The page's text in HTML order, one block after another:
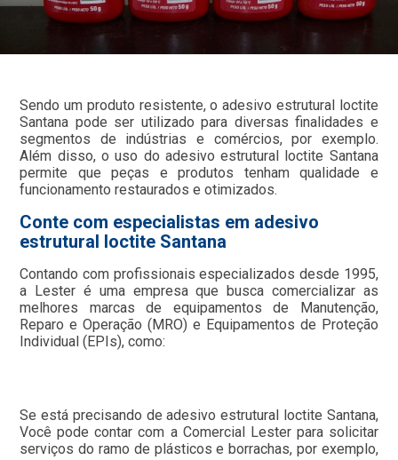
Sendo um produto resistente, o adesivo estrutural loctite
Santana pode ser utilizado para diversas finalidades e
segmentos de indústrias e comércios, por exemplo.
Além disso, o uso do adesivo estrutural loctite Santana
permite que peças e produtos tenham qualidade e
funcionamento restaurados e otimizados.
Conte com especialistas em adesivo
estrutural loctite Santana
Contando com profissionais especializados desde 1995,
a Lester é uma empresa que busca comercializar as
melhores marcas de equipamentos de Manutenção,
Reparo e Operação (MRO) e Equipamentos de Proteção
Individual (EPIs), como:
Se está precisando de adesivo estrutural loctite Santana,
Você pode contar com a Comercial Lester para solicitar
serviços do ramo de plásticos e borrachas, por exemplo,